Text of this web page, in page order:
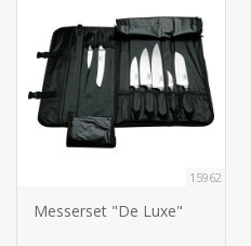
15962
Messerset "De Luxe"